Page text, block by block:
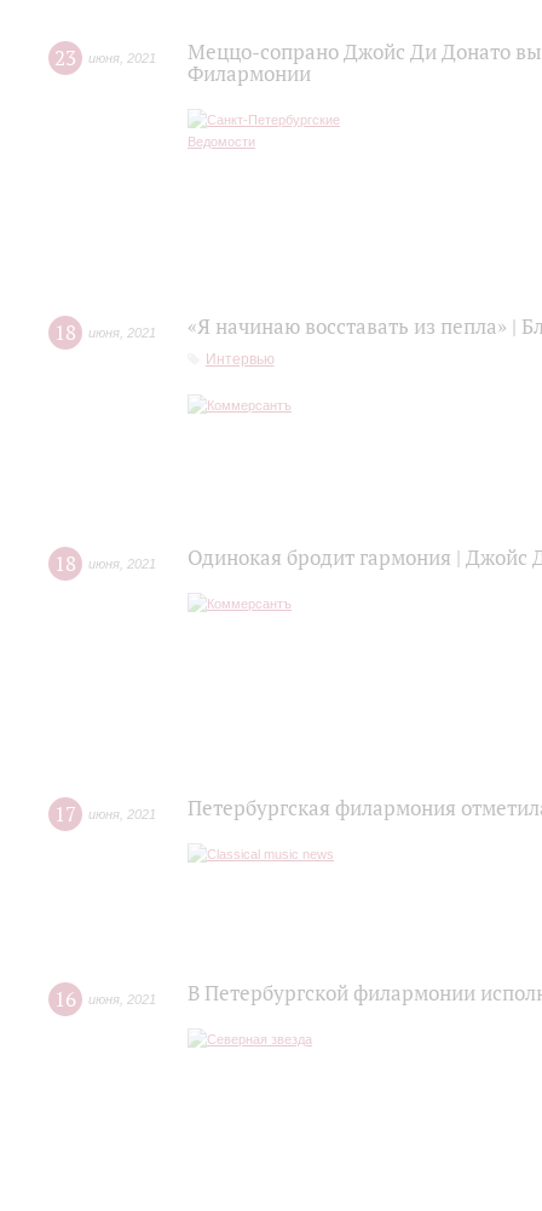
23 июня 2021
Меццо-сопрано Джойс Ди Донато
Филармонии
18 июня 2021 «Я начинаю восставать из пепла» |
Интервью
18 июня 2021 Одинокая бродит гармония | Джойс
17 июня 2021 Петербургская филармония
16 июня 2021 В Петербургской филармонии